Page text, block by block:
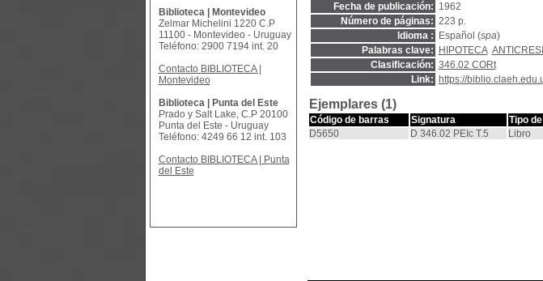
Fecha de publicación: 1962
Número de páginas: 223 p.
Idioma :
Español (spa)
Palabras clave:
HIPOTECA
Clasificación: 346.02 CORt
Link:
https://
Ejemplares (1)
Código de barras Signatura Tipo
D5650
D 346.02 PEIc T.5 Libro
Biblioteca | Montevideo
Zelmar Michelini 1220 C.P
11100 - Montevideo - Uruguay
Teléfono: 2900 7194 int. 20
Contacto BIBLIOTECA |
Montevideo
Biblioteca | Punta del Este
Prado y Salt Lake, C.P 20100
Punta del Este - Uruguay
Teléfono: 4249 66 12 int. 103
Contacto BIBLIOTECA | Punta
del Este